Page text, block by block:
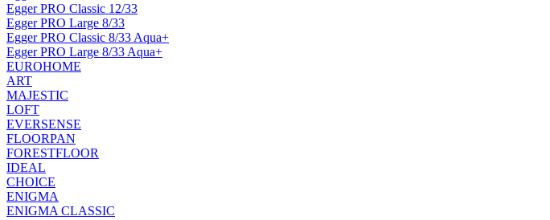
Egger PRO Classic 12/33
Egger PRO Large 8/33
Egger PRO Classic 8/33 Aqua+
Egger PRO Large 8/33 Aqua+
EUROHOME
ART
MAJESTIC
LOFT
EVERSENSE
FLOORPAN
FORESTFLOOR
IDEAL
CHOICE
ENIGMA
ENIGMA CLASSIC